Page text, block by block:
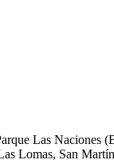
Las Naciones
Lomas, San